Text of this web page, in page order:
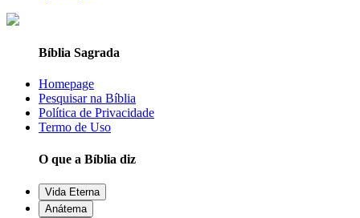
Bíblia Sagrada
Homepage
Pesquisar na Bíblia
Política de Privacidade
Termo de Uso
O que a Bíblia diz
Vida Eterna
Anátema